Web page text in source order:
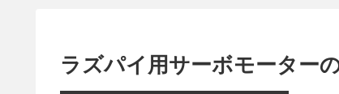
ラズパイ用サーボモーター